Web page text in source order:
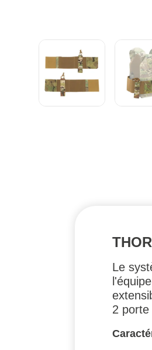
Le
2 porte